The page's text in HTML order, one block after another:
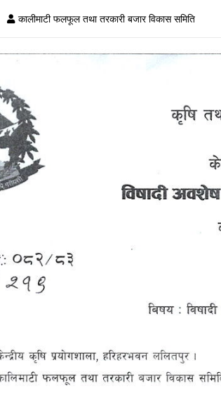
कालीमाटी फलफूल तथा तरकारी बजार विकास समिति